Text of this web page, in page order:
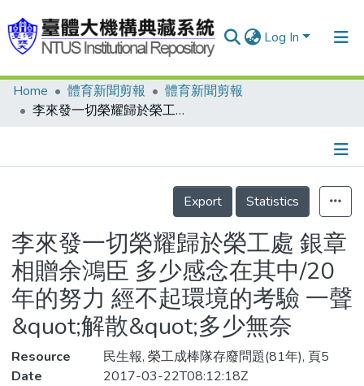
Log In
Communities & Collections
Statistics
Home 體育新聞剪報
體育新聞剪報
李來發一切榮耀歸於榮工處 銀章相贈余鴻臣 多少感念在其中/20年的努力 經不起環境的考驗 一聲&quot;解散&quot;多少無奈
Details
Export
Statistics
李來發一切榮耀歸於榮工處 銀章
相贈余鴻臣 多少感念在其中/20
年的努力 經不起環境的考驗 一聲
&quot;解散&quot;多少無奈
Resource
民生報, 榮工成棒隊存廢問題(81年), 頁5
Date
2017-03-22T08:12:18Z